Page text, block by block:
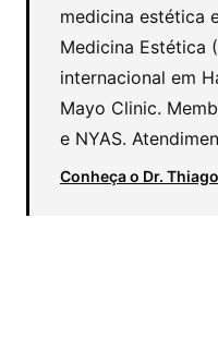
medicina estética
Medicina Estética
internacional em
Mayo Clinic.
e NYAS.
Conheça o Dr.